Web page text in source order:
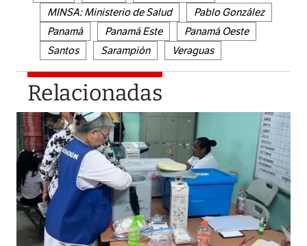
MINSA: Ministerio de Salud
Pablo González
Panamá
Panamá Este
Panamá Oeste
Santos
Sarampión Veraguas
Relacionadas